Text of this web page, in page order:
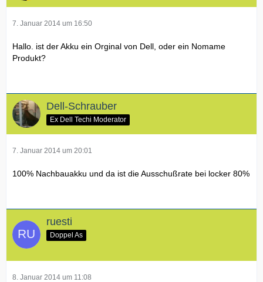
7. Januar 2014 um 16:50
Hallo. ist der Akku ein Orginal von Dell, oder ein Nomame
Produkt?
Dell-Schrauber
Ex Dell Techi Moderator
7. Januar 2014 um 20:01
100% Nachbauakku und da ist die Ausschußrate bei locker 80%
ruesti
Doppel As
8. Januar 2014 um 11:08